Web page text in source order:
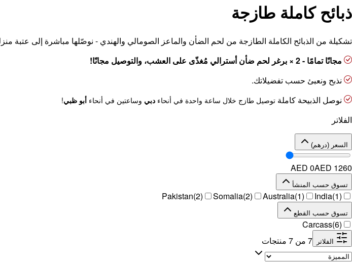
ذبائح كاملة طازجة
تشكيلة من الذبائح الكاملة الطازجة من لحم الضأن والماعز الصومالي والهندي - نوصّلها مباشرة إلى عتبة
مجانًا تمامًا - 2 × برغر لحم ضأن أسترالي مُغذّى على العشب، والتوصيل مجانًا!
نذبح ونعبئ حسب تفضيلاتك.
نوصل الذبيحة كاملة توصيل طازج خلال ساعة واحدة في أنحاء دبي وساعتين في أنحاء أبو ظبي!
الفلاتر
السعر (درهم)
AED 0AED 1260
تسوق حسب المنشأ
Pakistan(2) Somalia(2) Australia(1) India(1)
تسوق حسب القطع
Carcass(6)
الفلاتر 7 من 7 منتجات